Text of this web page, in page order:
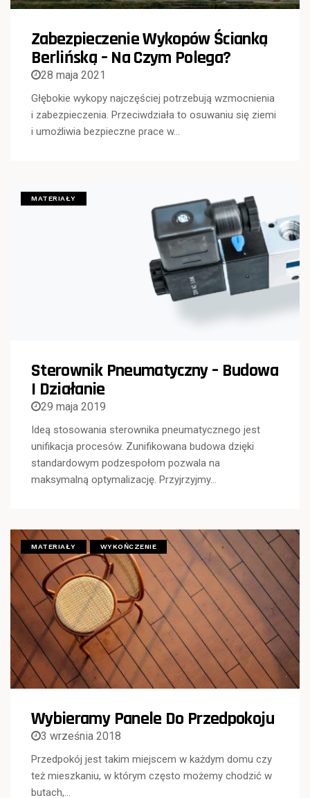
Zabezpieczenie Wykopów Ścianką
Berlińską – Na Czym Polega?
28 maja 2021
Głębokie wykopy najczęściej potrzebują wzmocnienia
i zabezpieczenia. Przeciwdziała to osuwaniu się ziemi
i umożliwia bezpieczne prace w…
MATERIAŁY
Sterownik Pneumatyczny – Budowa
I Działanie
29 maja 2019
Ideą stosowania sterownika pneumatycznego jest
unifikacja procesów. Zunifikowana budowa dzięki
standardowym podzespołom pozwala na
maksymalną optymalizację. Przyjrzyjmy…
MATERIAŁY WYKOŃCZENIE
Wybieramy Panele Do Przedpokoju
3 września 2018
Przedpokój jest takim miejscem w każdym domu czy
też mieszkaniu, w którym często możemy chodzić w
butach,…